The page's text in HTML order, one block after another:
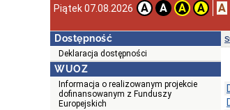
Piątek 07.08.2026 A A A A A
Dostępność
Deklaracja dostępności
WUOZ
Informacja o realizowanym projekcie
dofinansowanym z Funduszy
Europejskich